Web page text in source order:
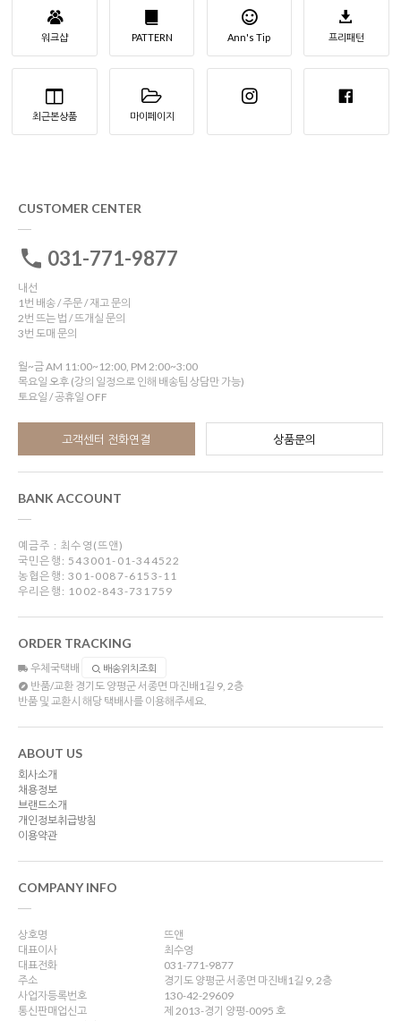
워크샵 PATTERN Ann's Tip 프리패턴
최근본상품 마이페이지
CUSTOMER CENTER
031-771-9877
내선
1번 배송 / 주문 / 재고 문의
2번 뜨는 법 / 뜨개실 문의
3번 도매 문의
월~금 AM 11:00~12:00, PM 2:00~3:00
목요일 오후 (강의 일정으로 인해 배송팀 상담만 가능)
토요일 / 공휴일 OFF
고객센터 전화연결 상품문의
BANK ACCOUNT
예금주 : 최수영(뜨앤)
국민은행: 543001-01-344522
농협은행: 301-0087-6153-11
우리은행: 1002-843-731759
ORDER TRACKING
우체국택배 배송위치조회
반품/교환 경기도 양평군 서종면 마진배1길 9, 2층
반품 및 교환시 해당 택배사를 이용해주세요.
ABOUT US
회사소개
채용정보
브랜드소개
개인정보취급방침
이용약관
COMPANY INFO
상호명
뜨앤
대표이사
최수영
대표전화
031-771-9877
주소
경기도 양평군 서종면 마진배1길 9, 2층
사업자등록번호
130-42-29609
통신판매업신고
제 2013-경기 양평-0095 호